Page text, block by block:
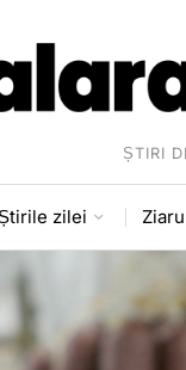
ȘTIRI
zilei